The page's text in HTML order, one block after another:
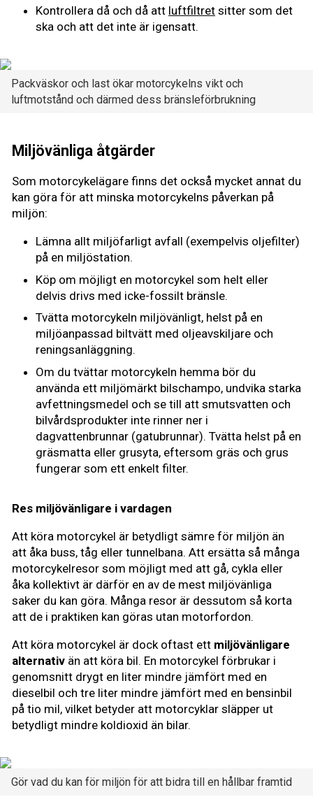
Kontrollera då och då att luftfiltret sitter som det
ska och att det inte är igensatt.
Packväskor och last ökar motorcykelns vikt och
luftmotstånd och därmed dess bränsleförbrukning
Miljövänliga åtgärder
Som motorcykelägare finns det också mycket annat du
kan göra för att minska motorcykelns påverkan på
miljön:
Lämna allt miljöfarligt avfall (exempelvis oljefilter)
på en miljöstation.
Köp om möjligt en motorcykel som helt eller
delvis drivs med icke-fossilt bränsle.
Tvätta motorcykeln miljövänligt, helst på en
miljöanpassad biltvätt med oljeavskiljare och
reningsanläggning.
Om du tvättar motorcykeln hemma bör du
använda ett miljömärkt bilschampo, undvika starka
avfettningsmedel och se till att smutsvatten och
bilvårdsprodukter inte rinner ner i
dagvattenbrunnar (gatubrunnar). Tvätta helst på en
gräsmatta eller grusyta, eftersom gräs och grus
fungerar som ett enkelt filter.
Res miljövänligare i vardagen
Att köra motorcykel är betydligt sämre för miljön än
att åka buss, tåg eller tunnelbana. Att ersätta så många
motorcykelresor som möjligt med att gå, cykla eller
åka kollektivt är därför en av de mest miljövänliga
saker du kan göra. Många resor är dessutom så korta
att de i praktiken kan göras utan motorfordon.
Att köra motorcykel är dock oftast ett miljövänligare
alternativ än att köra bil. En motorcykel förbrukar i
genomsnitt drygt en liter mindre jämfört med en
dieselbil och tre liter mindre jämfört med en bensinbil
på tio mil, vilket betyder att motorcyklar släpper ut
betydligt mindre koldioxid än bilar.
Gör vad du kan för miljön för att bidra till en hållbar framtid